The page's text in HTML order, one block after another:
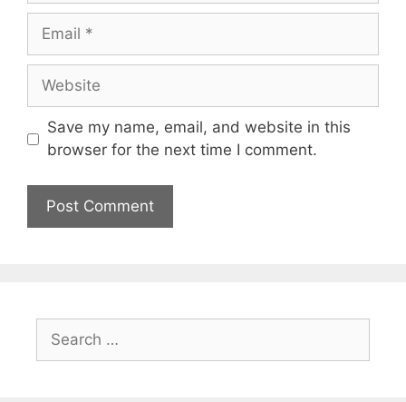
Save my name, email, and website in this
browser for the next time I comment.